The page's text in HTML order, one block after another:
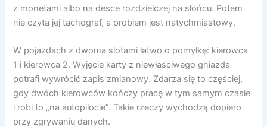
z monetami albo na desce rozdzielczej na słońcu. Potem
nie czyta jej tachograf, a problem jest natychmiastowy.
W pojazdach z dwoma slotami łatwo o pomyłkę: kierowca
1 i kierowca 2. Wyjęcie karty z niewłaściwego gniazda
potrafi wywrócić zapis zmianowy. Zdarza się to częściej,
gdy dwóch kierowców kończy pracę w tym samym czasie
i robi to „na autopilocie”. Takie rzeczy wychodzą dopiero
przy zgrywaniu danych.